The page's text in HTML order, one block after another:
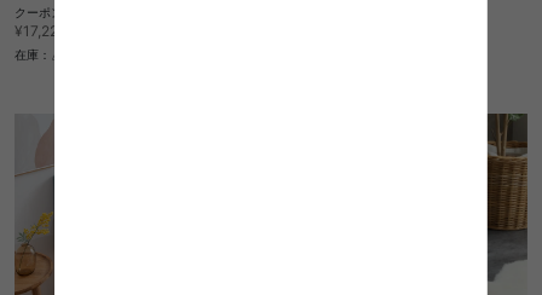
クーポン利用で
¥17,220→
在庫：△